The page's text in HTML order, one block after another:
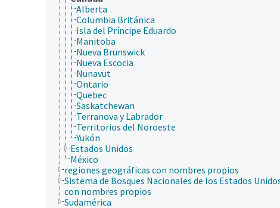
Alberta
Columbia Británica
Isla del Príncipe Eduardo
Manitoba
Nueva Brunswick
Nueva Escocia
Nunavut
Ontario
Quebec
Saskatchewan
Terranova y Labrador
Territorios del Noroeste
Yukón
Estados Unidos
México
regiones geográficas con nombres propios
Sistema de Bosques Nacionales de los Estados
con nombres propios
Sudamérica